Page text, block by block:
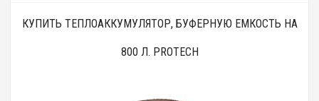
КУПИТЬ ТЕПЛОАККУМУЛЯТОР, БУФЕРНУЮ ЕМКОСТЬ НА
800 Л. PROTECH